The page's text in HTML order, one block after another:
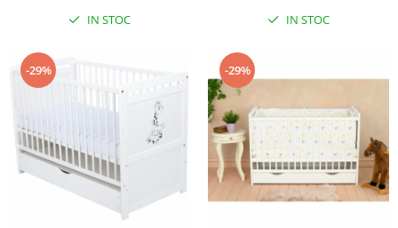
IN STOC IN STOC
-29% -29%